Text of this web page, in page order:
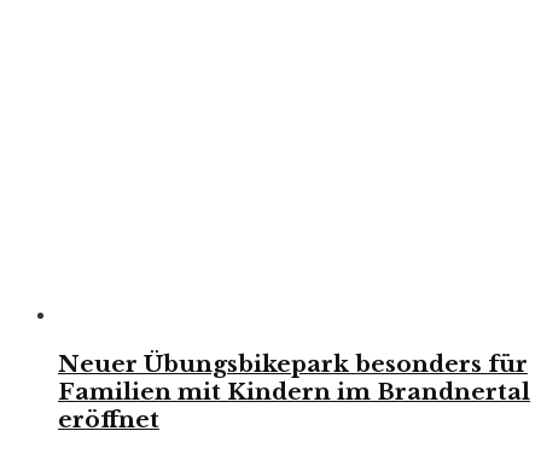
Neuer Übungsbikepark besonders für
Familien mit Kindern im Brandnertal
eröffnet